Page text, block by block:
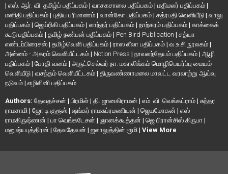
| எஸ். ஆர். வி. தமிழ்ப் பதிப்பகம் | வாசகசாலை பதிப்பகம் | மதிமலர் பதிப்பகம் |
மனிதி பதிப்பகம் | புதிய பரிமாணம் | வான்கோ பதிப்பகம் | சத்ரபதி வெளியீடு | வாலு
பதிப்பகம் | ஜெய்ரிகி பதிப்பகம் | லாந்தர் பதிப்பகம் | நாற்கரம் பதிப்பகம் | காக்கைக்
கூடு பதிப்பகம் | தமிழ் நண்பன் பதிப்பகம் | Pen Bird Publication | சத்யா
எண்டர்பிரைசஸ் | தமிழ்வெளி பதிப்பகம் | ராஸ லீலா பதிப்பகம் | வ.உ.சி நூலகம் |
அன்னம் - அகரம் வெளியீட்டகம் | Notion Press | நாவலந்தேயம் பதிப்பகம் | ஆழி
பதிப்பகம் | போதி வனம் | அருட்செல்வர் நா. மகாலிங்கம் மொழிபெயர்ப்பு மையம்
வெளியீடு | வசந்தம் வெளியீட்டகம் | திருவண்ணாமலை மாவட்ட வரலாற்று ஆய்வு
நடுவம் | எழிலினி பதிப்பகம்
Authors: தேவதச்சன் | பிரமிள் | தி. ஜானகிராமன் | எம். வி. வெங்கட்ராம் | சுந்தர
ராமசாமி | ஜோ டி குரூஸ் | ஷங்கர் ராமசுப்ரமணியன் | ஜெயமோகன் | எஸ்
ராமகிருஷ்ணன் | பா வெங்கடேசன் | ஞானக்கூத்தன் | ஜெ பிரான்சிஸ் கிருபா |
மனுஷ்யபுத்திரன் | தேவதேவன் | ஜலாலுத்தின் ரூமி | View More